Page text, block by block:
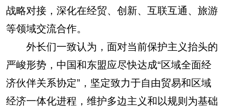
战略对接，深化在经贸、创新、互联互通、旅游
等领域交流合作。
外长们一致认为，面对当前保护主义抬头的
严峻形势，中国和东盟应尽快达成“区域全面经
济伙伴关系协定”，坚定致力于自由贸易和区域
经济一体化进程，维护多边主义和以规则为基础